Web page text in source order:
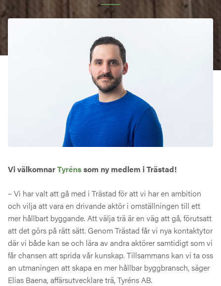
Vi välkomnarTyrénssom ny medlem i Trästad!
– Vi har valt att gå med i Trästad för att vi har en ambition
och vilja att vara en drivande aktör i omställningen till ett
mer hållbart byggande. Att välja trä är en väg att gå, förutsatt
att det görs på rätt sätt. Genom Trästad får vi nya kontaktytor
där vi både kan se och lära av andra aktörer samtidigt som vi
får chansen att sprida vår kunskap. Tillsammans kan vi ta oss
an utmaningen att skapa en mer hållbar byggbransch, säger
Elias Baena, affärsutvecklare trä, Tyréns AB.